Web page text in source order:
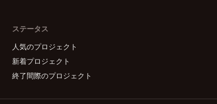
ステータス
人気のプロジェクト
新着プロジェクト
終了間際のプロジェクト